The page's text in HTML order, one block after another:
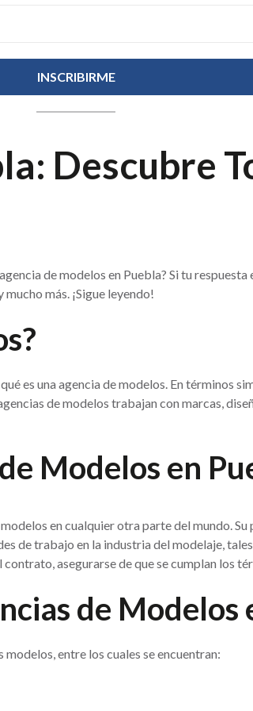
Descubre
de modelos en Puebla? Si tu
más. ¡Sigue leyendo!
es una agencia de modelos. En términos
de modelos trabajan con marcas,
Modelos en
en cualquier otra parte del mundo.
de trabajo en la industria del modelaje,
asegurarse de que se cumplan los
de Modelos
entre los cuales se encuentran: